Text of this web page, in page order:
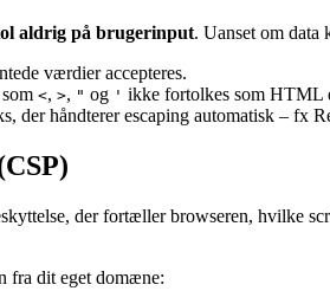
aldrig på brugerinput. Uanset om data
værdier accepteres.
<, >, " og ' ikke fortolkes som HTML
der håndterer escaping automatisk – fx
der fortæller browseren, hvilke
fra dit eget domæne: